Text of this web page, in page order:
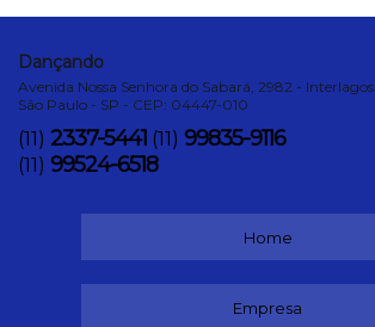
Dançando
Avenida Nossa Senhora do Sabará, 2982 - Interlagos
São Paulo - SP - CEP: 04447-010
(11) 2337-5441 (11) 99835-9116
(11) 99524-6518
Home
Empresa